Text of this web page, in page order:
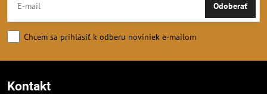
Odoberať
Chcem sa prihlásiť k odberu noviniek e-mailom
Kontakt